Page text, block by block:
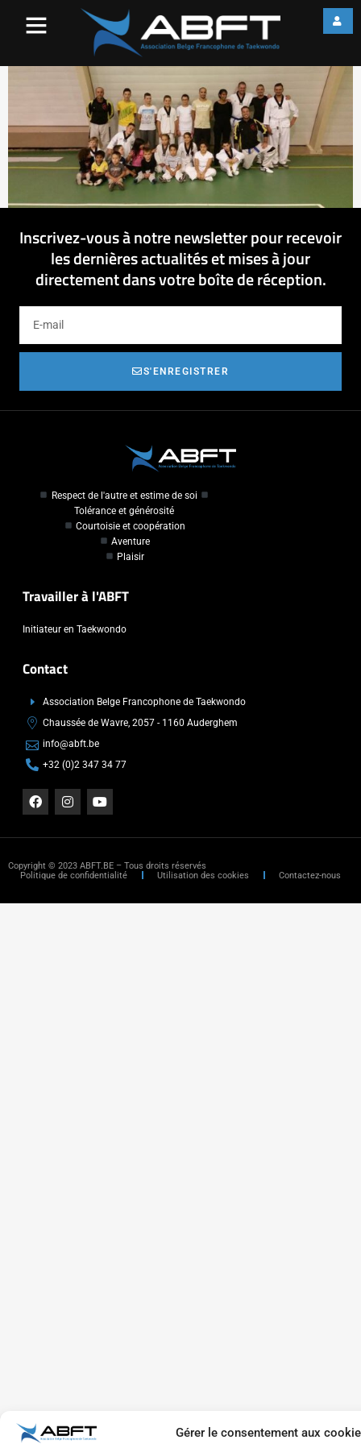
Gérer le consentement aux
Inscrivez-vous à notre newsletter pour recevoir
les dernières actualités et mises à jour
directement dans votre boîte de réception.
S'ENREGISTRER
Respect de l'autre et estime de soi
Tolérance et générosité
Courtoisie et coopération
Aventure
Plaisir
Travailler à l'ABFT
Initiateur en Taekwondo
Contact
Association Belge Francophone de Taekwondo
Chaussée de Wavre, 2057 - 1160 Auderghem
info@abft.be
+32 (0)2 347 34 77
Copyright © 2023 ABFT.BE – Tous droits réservés
Politique de confidentialité
Utilisation des cookies Contactez-nous